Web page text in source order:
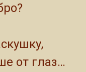
от глаз…